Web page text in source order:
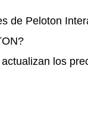
de Peloton
los